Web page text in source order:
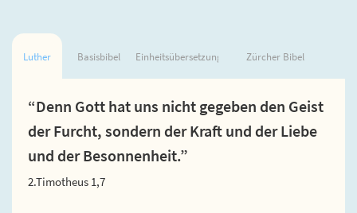
Luther Basisbibel Einheitsübersetzung Zürcher Bibel
“Denn Gott hat uns nicht gegeben den Geist
der Furcht, sondern der Kraft und der Liebe
und der Besonnenheit.”
2.Timotheus 1,7